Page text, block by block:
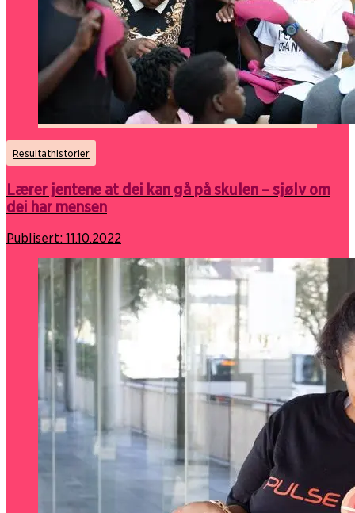
Resultathistorier
Lærer jentene at dei kan gå på skulen – sjølv om
dei har mensen
Publisert: 11.10.2022